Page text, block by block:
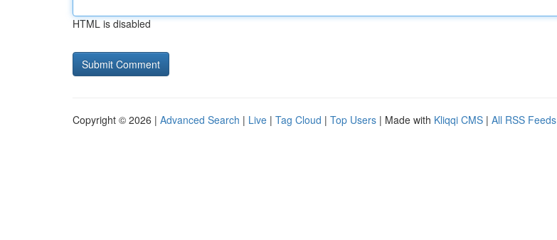
HTML is disabled
Copyright © 2026 | Advanced Search | Live | Tag Cloud | Top Users | Made with Kliqqi CMS | All RSS Feeds